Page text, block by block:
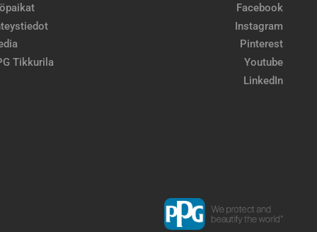
Tikkurila
Facebook
Instagram
Pinterest
Youtube
LinkedIn